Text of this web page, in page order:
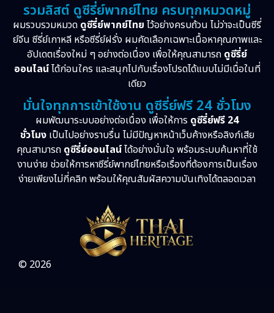
รวมลิสต์ ดูซีรี่ย์พากย์ไทย ครบทุกหมวดหมู่
ผมรวบรวมหมวด ดูซีรี่ย์พากย์ไทย ไว้อย่างครบถ้วน ไม่ว่าจะเป็นซีรี่
ย์จีน ซีรี่ย์เกาหลี หรือซีรี่ย์ฝรั่ง ผมคัดเลือกเฉพาะเนื้อหาคุณภาพและ
อัปเดตเรื่องใหม่ ๆ อย่างต่อเนื่อง เพื่อให้คุณสามารถ ดูซีรี่ย์
ออนไลน์ได้ก่อนใคร และสนุกไปกับเรื่องโปรดได้แบบไม่มีเบื่อในที่
เดียว
มั่นใจทุกการเข้าใช้งาน ดูซีรี่ย์ฟรี 24 ชั่วโมง
ผมพัฒนาระบบอย่างต่อเนื่อง เพื่อให้การ ดูซีรี่ย์ฟรี 24
ชั่วโมงเป็นไปอย่างราบรื่น ไม่มีปัญหาหน้าเว็บค้างหรือลิงก์เสีย
คุณสามารถ ดูซีรี่ย์ออนไลน์ได้อย่างมั่นใจ พร้อมระบบค้นหาที่ใช้
งานง่าย ช่วยให้การหาซีรี่ย์พากย์ไทยหรือเรื่องที่ต้องการเป็นเรื่อง
ง่ายเพียงไม่กี่คลิก พร้อมให้คุณสัมผัสความบันเทิงได้ตลอดเวลา
© 2026